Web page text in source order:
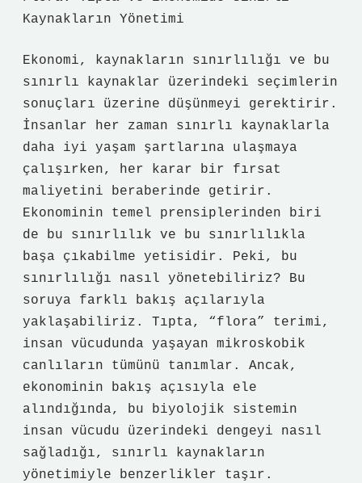
Kaynakların Yönetimi
Ekonomi, kaynakların sınırlılığı ve bu
sınırlı kaynaklar üzerindeki seçimlerin
sonuçları üzerine düşünmeyi gerektirir.
İnsanlar her zaman sınırlı kaynaklarla
daha iyi yaşam şartlarına ulaşmaya
çalışırken, her karar bir fırsat
maliyetini beraberinde getirir.
Ekonominin temel prensiplerinden biri
de bu sınırlılık ve bu sınırlılıkla
başa çıkabilme yetisidir. Peki, bu
sınırlılığı nasıl yönetebiliriz? Bu
soruya farklı bakış açılarıyla
yaklaşabiliriz. Tıpta, “flora” terimi,
insan vücudunda yaşayan mikroskobik
canlıların tümünü tanımlar. Ancak,
ekonominin bakış açısıyla ele
alındığında, bu biyolojik sistemin
insan vücudu üzerindeki dengeyi nasıl
sağladığı, sınırlı kaynakların
yönetimiyle benzerlikler taşır.